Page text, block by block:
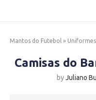
Mantos do Futebol » Uniformes
Camisas do
byJuliano